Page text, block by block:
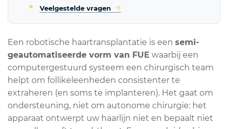
Veelgestelde vragen
Een robotische haartransplantatie is een semi-
geautomatiseerde vorm van FUE waarbij een
computergestuurd systeem een chirurgisch team
helpt om follikeleenheden consistenter te
extraheren (en soms te implanteren). Het gaat om
ondersteuning, niet om autonome chirurgie: het
apparaat ontwerpt uw haarlijn niet en bepaalt niet